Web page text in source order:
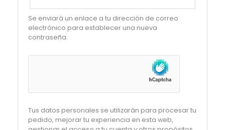
Se enviará un enlace a tu dirección de correo
electrónico para establecer una nueva
contraseña.
Tus datos personales se utilizarán para procesar tu
pedido, mejorar tu experiencia en esta web,